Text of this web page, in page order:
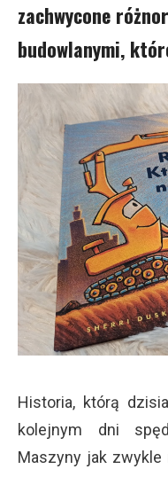
zachwycone
budowlanymi,
Historia, którą
kolejnym dni
Maszyny jak zwykle